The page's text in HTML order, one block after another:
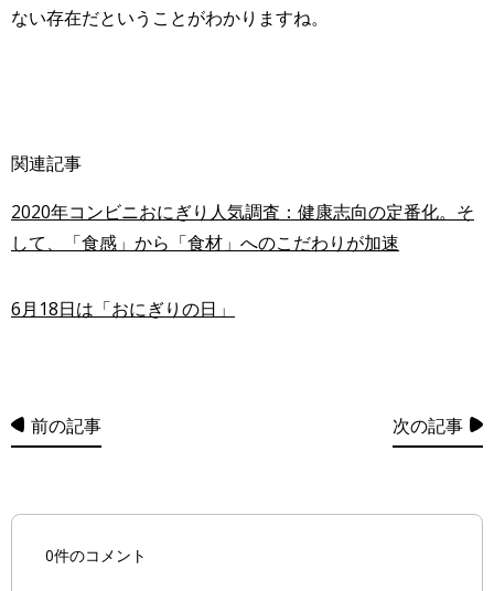
ない存在だということがわかりますね。
関連記事
2020年コンビニおにぎり人気調査：健康志向の定番化。そ
して、「食感」から「食材」へのこだわりが加速
6月18日は「おにぎりの日」
前の記事 次の記事
0件のコメント